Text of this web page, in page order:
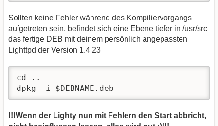
Sollten keine Fehler während des Kompiliervorgangs
aufgetreten sein, befindet sich eine Ebene tiefer in /usr/src
das fertige DEB mit deinem persönlich angepassten
Lighttpd der Version 1.4.23
cd ..
dpkg -i $DEBNAME.deb
!!!Wenn der Lighty nun mit Fehlern den Start abbricht,